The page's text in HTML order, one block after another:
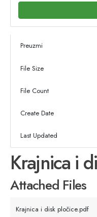
Preuzmi
File Size
File Count
Create Date
Last Updated
Krajnica i
Attached Files
Krajnica i disk pločice.pdf